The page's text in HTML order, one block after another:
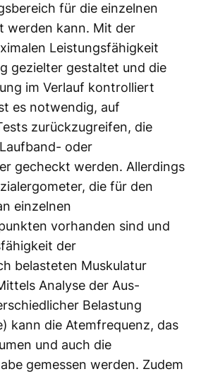
für die einzelnen
werden kann. Mit der
Leistungsfähigkeit
gezielter gestaltet und die
im Verlauf kontrolliert
es notwendig, auf
zurückzugreifen, die
oder
gecheckt werden. Allerdings
die für den
einzelnen
vorhanden sind und
der
belasteten Muskulatur
Analyse der Aus-
Belastung
kann die Atemfrequenz, das
und auch die
gemessen werden. Zudem